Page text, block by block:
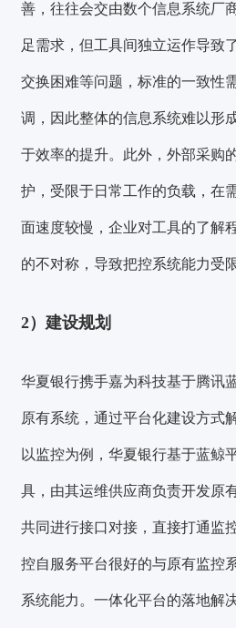
善，往往会交由数个信息系统厂
足需求，但工具间独立运作导致
交换困难等问题，标准的一致性
调，因此整体的信息系统难以形
于效率的提升。此外，外部采购
护，受限于日常工作的负载，在
面速度较慢，企业对工具的了解
的不对称，导致把控系统能力受限
2）建设规划
华夏银行携手嘉为科技基于腾讯
原有系统，通过平台化建设方式
以监控为例，华夏银行基于蓝鲸
具，由其运维供应商负责开发原
共同进行接口对接，直接打通监
控自服务平台很好的与原有监控
系统能力。一体化平台的落地解